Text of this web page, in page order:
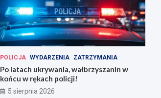
POLICJA WYDARZENIA ZATRZYMANIA
Po latach ukrywania, wałbrzyszanin w
końcu w rękach policji!
5 sierpnia 2026